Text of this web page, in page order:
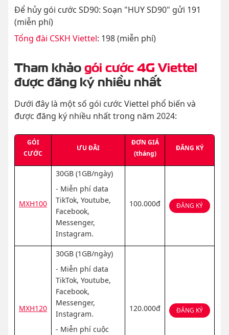
Để hủy gói cước SD90: Soạn "HUY SD90" gửi 191
(miễn phí)
Tổng đài CSKH Viettel: 198 (miễn phí)
Tham khảogói cước 4G Viettel
được đăng ký nhiều nhất
Dưới đây là một số gói cước Viettel phổ biến và
được đăng ký nhiều nhất trong năm 2024:
GÓI
CƯỚC
ƯU ĐÃI
ĐƠN GIÁ
(tháng)
ĐĂNG KÝ
MXH100
30GB (1GB/ngày)
- Miễn phí data
TikTok, Youtube,
Facebook,
Messenger,
Instagram.
100.000đ ĐĂNG KÝ
MXH120
30GB (1GB/ngày)
- Miễn phí data
TikTok, Youtube,
Facebook,
Messenger,
Instagram.
- Miễn phí cuộc
120.000đ ĐĂNG KÝ